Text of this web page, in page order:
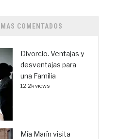
MAS COMENTADOS
Divorcio. Ventajas y
desventajas para
una Familia
12.2k views
Mía Marín visita